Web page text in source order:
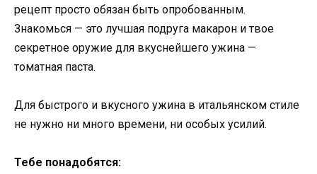
рецепт просто обязан быть опробованным.
Знакомься — это лучшая подруга макарон и твое
секретное оружие для вкуснейшего ужина —
томатная паста.
Для быстрого и вкусного ужина в итальянском стиле
не нужно ни много времени, ни особых усилий.
Тебе понадобятся: